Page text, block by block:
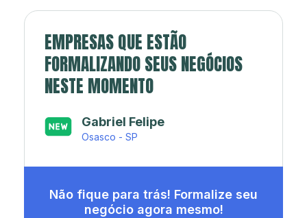
EMPRESAS QUE ESTÃO
FORMALIZANDO SEUS NEGÓCIOS
NESTE MOMENTO
Japa’s açaí e sorveteria
Rio de Janeiro - RJ
Não fique para trás! Formalize seu
negócio agora mesmo!